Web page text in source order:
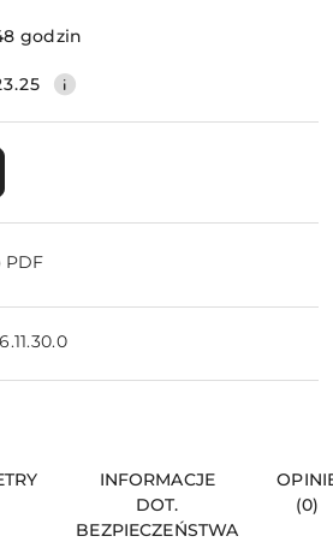
godzin
PDF
INFORMACJE
DOT.
BEZPIECZEŃSTWA
(0)